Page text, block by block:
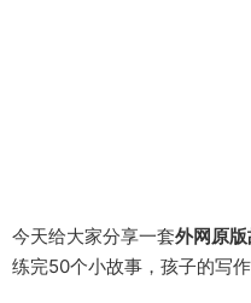
今天给大家分享一套外网原
练完50个小故事，孩子的写